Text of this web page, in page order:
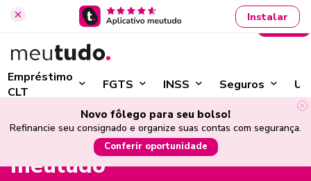
Instalar
Empréstimo
CLT
FGTS INSS Seguros
Entrar
Novo fôlego para seu bolso!
Refinancie seu consignado e organize suas contas com segurança.
Conferir oportunidade
Refinanciamento de
empréstimo consignado
meutudo